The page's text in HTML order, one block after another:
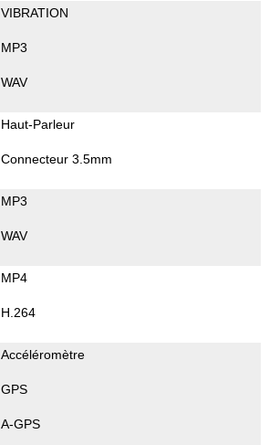
VIBRATION
MP3
WAV
Haut-Parleur
Connecteur 3.5mm
MP3
WAV
MP4
H.264
Accéléromètre
GPS
A-GPS